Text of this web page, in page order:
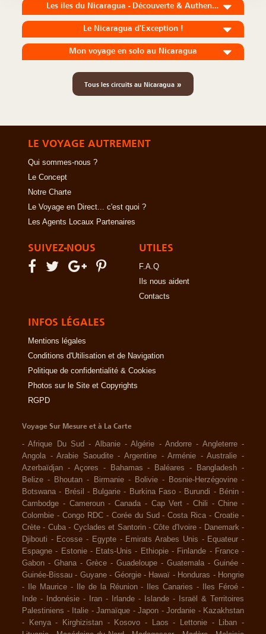
Les iles du Nicaragua - Découverte & Authenticité
Le Nicaragua d'Exception !
Mon voyage en solo au Nicaragua
Tous les circuits au Nicaragua »
LE VOYAGE AUTREMENT
Qui sommes-nous ?
Le Concept
Notre Charte
Le Voyage en Direct... c'est quoi ?
Les Agents Locaux Partenaires
SUIVEZ-NOUS UTILES
F.A.Q
Ils nous aident
Contacts
INFOS LÉGALES
Mentions légales
Conditions d'Utilisation et de Navigation
Politique de confidentialité & Cookies
Photos sur le Site et Copyrights
RGPD
Voyage Sur Mesure et à La Carte
-Afrique Du Sud - Albanie -Algérie -Andorre - Angleterre -
Angola -Arabie Saoudite -Argentine -Arménie -Australie -
Azerbaïdjan - Açores - Bahamas - Baléares - Bangladesh -
Belize - Bhoutan - Birmanie - Bolivie - Bosnie-Herzégovine -
Botswana - Brésil - Bulgarie - Burkina Faso - Burundi - Bénin -
Cambodge - Cameroun - Canada - Cap Vert - Chili -Chine -
Colombie - Congo RDC - Corée du Sud -Costa Rica -Croatie -
Crète - Cuba - Cyclades et Santorin -Côte d'Ivoire - Danemark -
Djibouti - Ecosse - Egypte - Emirats Arabes Unis - Equateur -
Espagne - Estonie - Etats-Unis - Ethiopie - Finlande - France -
Gabon - Ghana - Grèce - Guadeloupe - Guatemala - Guinée -
Guinée-Bissau - Guyane - Géorgie - Hawaï - Honduras - Hongrie
-
Ile Maurice - Ile de la Réunion - Iles Canaries - Iles Féroé -
Inde - Indonésie - Iran - Irlande - Islande -
Israël & Territoires
Palestiniens - Italie - Jamaïque - Japon - Jordanie - Kazakhstan
-
Kenya - Kirghizistan - Kosovo - Laos - Lettonie - Liban -